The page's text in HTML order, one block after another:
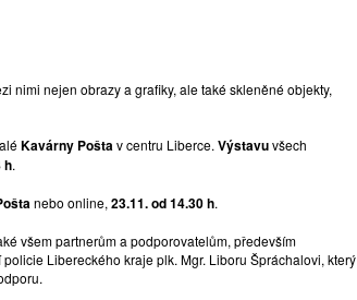
nimi nejen obrazy a grafiky, ale také skleněné objekty,
Kavárny Poštav centru Liberce. Výstavuvšech
h.
nebo online, 23.11. od 14.30 h.
všem partnerům a podporovatelům, především
Libereckého kraje plk. Mgr. Liboru Špráchalovi, který